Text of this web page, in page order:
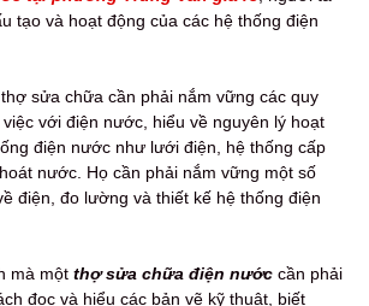
tạo và hoạt động của các hệ thống điện
sửa chữa cần phải nắm vững các quy
với điện nước, hiểu về nguyên lý hoạt
điện nước như lưới điện, hệ thống cấp
nước. Họ cần phải nắm vững một số
điện, đo lường và thiết kế hệ thống điện
mà một thợ sửa chữa điện nước cần phải
đọc và hiểu các bản vẽ kỹ thuật, biết